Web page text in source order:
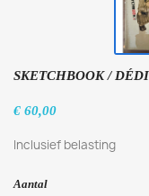
SKETCHBOOK /
€ 60,00
Inclusief belasting
Aantal